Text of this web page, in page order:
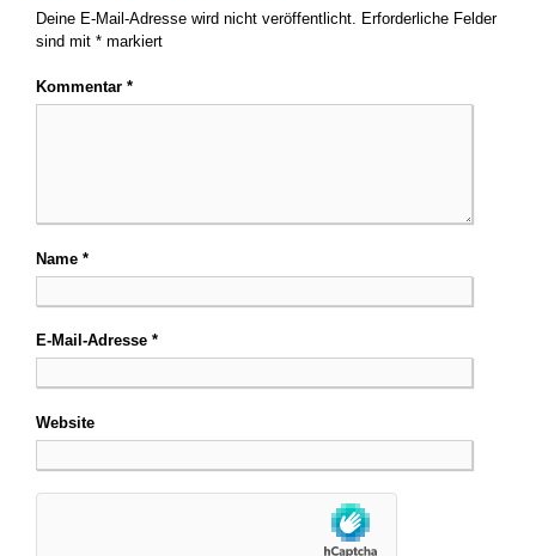
Deine E-Mail-Adresse wird nicht veröffentlicht. Erforderliche Felder
sind mit * markiert
Kommentar *
Name *
E-Mail-Adresse *
Website